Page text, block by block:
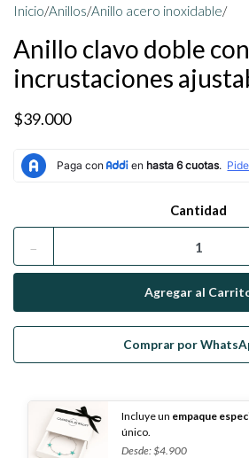
Inicio/Anillos/Anillo acero inoxidable/
Anillo clavo doble
incrustaciones
$39.000
Cantidad
-
Comprar por
Incluye un empaque
único.
Desde: $4.900